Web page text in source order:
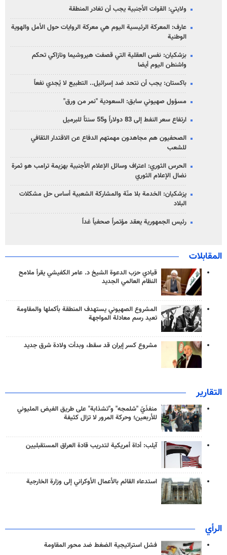
ولايتي: القوات الأجنبية يجب أن تغادر المنطقة
عارف: المعركة الرئيسية اليوم هي معركة الروايات حول الأمل والهوية
الوطنية
بزشكيان: نفس العقلية التي قصفت هيروشيما ونازاكي تحكم
واشنطن اليوم أيضا
باكستان: يجب أن نتحد ضد إسرائيل.. التطبيع لا يُجدي نفعاً
مسؤول صهيوني سابق: السعودية "نمر من ورق"
ارتفاع سعر النفط إلى 83 دولاراً و55 سنتاً للبرميل
الصحفيون هم مجاهدون مهمتهم الدفاع عن الاقتدار الثقافي
للشعب
الحرس الثوري: اعتراف وسائل الإعلام الأجنبية بهزيمة ترامب هو ثمرة
نضال الإعلام الثوري
پزشکیان: الخدمة بلا منّة والمشاركة الشعبية أساس حل مشكلات
البلاد
رئيس الجمهورية يعقد مؤتمراً صحفياً غداً
المقابلات
قيادي حزب الدعوة الشيخ د. عامر الكفيشي يقرأ ملامح
النظام العالمي الجديد
المشروع الصهيوني يستهدف المنطقة بأكملها والمقاومة
تعيد رسم معادلة المواجهة
مشروع كسر إيران قد سقط، وبدأت ولادة شرق جديد
التقارير
منفذَيّ "شلمجه" و"تشذابة" على طريق الفيض المليوني
للأربعين؛ وحركة المرور لا تزال كثيفة
آيلب: أداة أمريكية لتدريب قادة العراق المستقبليين
استدعاء القائم بالأعمال الأوكراني إلى وزارة الخارجية
الرأي
فشل استراتيجية الضغط ضد محور المقاومة